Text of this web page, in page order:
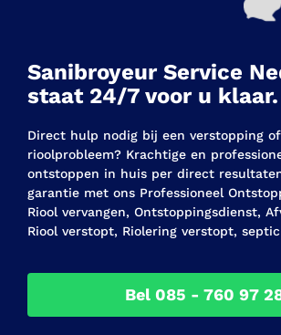
Sanibroyeur Service
staat 24/7 voor u klaar.
Direct hulp nodig bij een verstopping
rioolprobleem? Krachtige en
ontstoppen in huis per direct
garantie met ons Professioneel
Riool vervangen, Ontstoppingsdienst,
Riool verstopt, Riolering verstopt,
Bel 085 - 760 97